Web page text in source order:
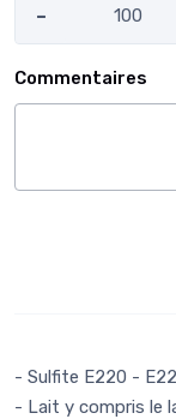
-
Commentaires
- Sulfite E220 -
- Lait y compris le